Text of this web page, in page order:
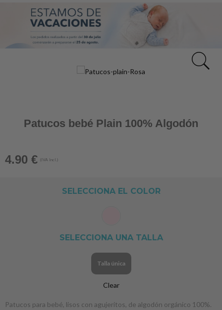
Patucos bebé Plain 100% Algodón
4.90 € (IVA Incl.)
SELECCIONA EL COLOR
SELECCIONA UNA TALLA
Talla única
Clear
Patucos para bebé, lisos con agujeritos, de algodón orgánico 100%.